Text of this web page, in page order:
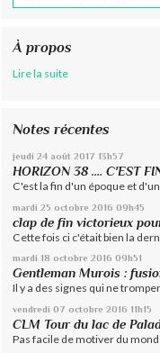
À propos
Lire la suite
Notes récentes
jeudi 24 août 2017 13h57
HORIZON 38 .... C'EST
C'est la fin d'un époque et
mardi 25 octobre 2016 09h45
clap de fin victorieux
Cette fois ci c'était bien la
mardi 18 octobre 2016 09h51
Gentleman Murois :
Il y a des signes qui ne
vendredi 07 octobre 2016 11h15
CLM Tour du lac de
Pas facile de motiver du